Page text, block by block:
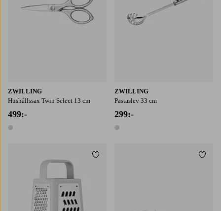
ZWILLING
Hushållssax Twin Select 13 cm
499:-
1 färg
ZWILLING
Pastaslev 33 cm
299:-
1 färg
Lägg till i favoriter